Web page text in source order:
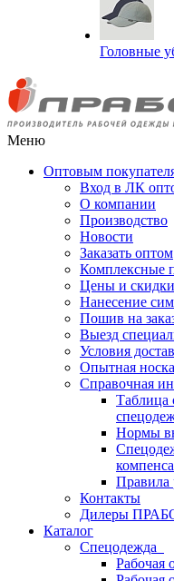
Головные
Меню
Оптовым
Вход в ЛК
О компании
Производство
Новости
Заказать оптом
Комплексные
Цены и скидки
Нанесение
Пошив на
Выезд
Условия
Опытная носка
Справочная
Таблица
Нормы
Правила
Контакты
Дилеры
Каталог
Спецодежда
Рабочая